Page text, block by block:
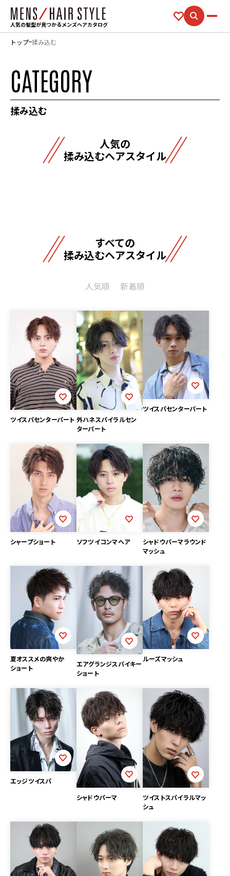
人気の髪型が見つかるメンズヘアカタログ
トップ 揉み込む
CATEGORY
揉み込む
人気の
揉み込むヘアスタイル
すべての
揉み込むヘアスタイル
人気順 新着順
ツイスパセンターパート 外ハネスパイラルセン
ターパート
ツイスパセンターパート
シャープショート ソフツイコンマヘア
シャドウパーマラウンド
マッシュ
夏オススメの爽やか
ショート
エアグランジスパイキー
ショート
ルーズマッシュ
エッジツイスパ
シャドウパーマ
ツイストスパイラルマッ
シュ